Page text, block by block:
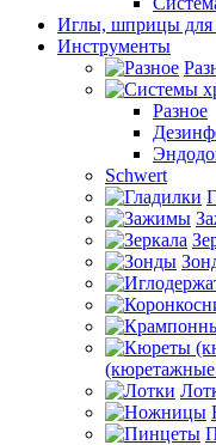
Иглы, шприцы для
Инструменты
Разное
Schwert